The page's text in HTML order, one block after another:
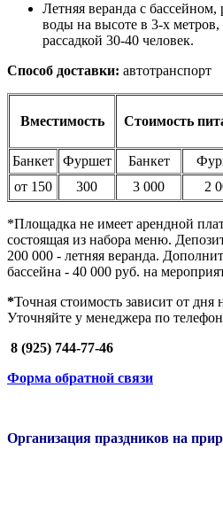
Летняя веранда с
воды на высоте в 3-х
рассадкой 30-40 человек.
Способ доставки: автотранспорт
Вместимость Стоимость
Банкет Фуршет Банкет
от 150
300 3 000 2
*Площадка не имеет арендной
состоящая из набора меню.
200 000 - летняя веранда.
бассейна - 40 000 руб. на
*Точная стоимость зависит от дня
Уточняйте у менеджера по
8 (925) 744-77-46
Форма обратной связи
Организация праздников на